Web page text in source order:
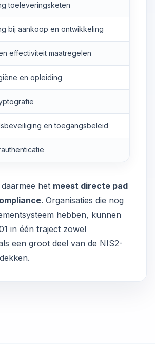
toeleveringsketen
bij aankoop en ontwikkeling
effectiviteit maatregelen
en opleiding
en toegangsbeleid
het meest directe pad
. Organisaties die nog
hebben, kunnen
in één traject zowel
een groot deel van de NIS2-